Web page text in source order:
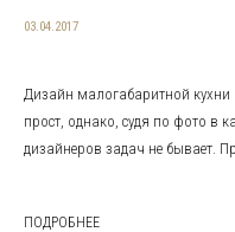
03.04.2017
Дизайн малогабаритной кухни
прост, однако, судя по фото в
дизайнеров задач не бывает.
ПОДРОБНЕЕ